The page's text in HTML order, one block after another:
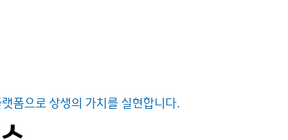
폼으로 상생의 가치를 실현합니다.